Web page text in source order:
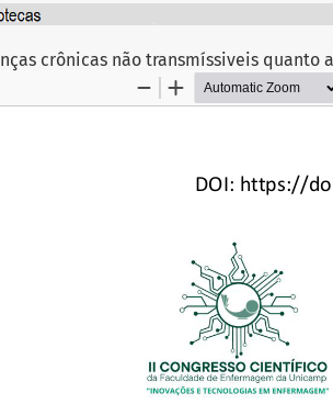
crônicas não transmíssiveis quanto